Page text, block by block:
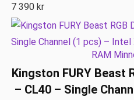
7 390kr
RAM
Kingston FURY Beast
– CL40 – Single